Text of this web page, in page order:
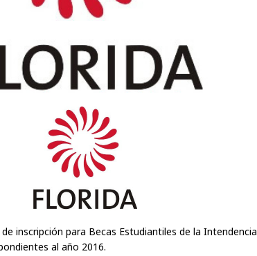
inscripción para Becas Estudiantiles de la Intendencia
al año 2016.